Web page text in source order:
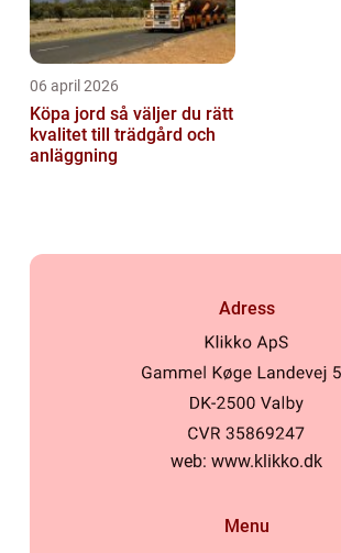
06 april 2026
Köpa jord så väljer du rätt
kvalitet till trädgård och
anläggning
Adress
web: www.klikko.dk
Menu